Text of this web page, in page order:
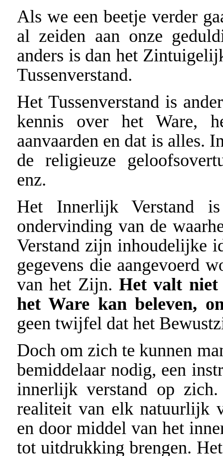
Als we een beetje verder
al zeiden aan onze
anders is dan het
Tussenverstand.
Het Tussenverstand is
kennis over het Ware,
aanvaarden en dat is alles.
de religieuze
enz.
Het Innerlijk Verstand
ondervinding van de
Verstand zijn inhoudelijke
gegevens die aangevoerd
van het Zijn. Het valt niet
het Ware kan beleven,
geen twijfel dat het
Doch om zich te kunnen
bemiddelaar nodig, een
innerlijk verstand op
realiteit van elk natuurlijk
en door middel van het
tot uitdrukking brengen.